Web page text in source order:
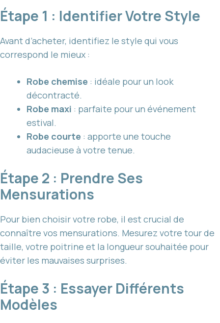
Étape 1 : Identifier Votre Style
Avant d’acheter, identifiez le style qui vous
correspond le mieux :
Robe chemise : idéale pour un look
décontracté.
Robe maxi : parfaite pour un événement
estival.
Robe courte : apporte une touche
audacieuse à votre tenue.
Étape 2 : Prendre Ses
Mensurations
Pour bien choisir votre robe, il est crucial de
connaître vos mensurations. Mesurez votre tour de
taille, votre poitrine et la longueur souhaitée pour
éviter les mauvaises surprises.
Étape 3 : Essayer Différents
Modèles